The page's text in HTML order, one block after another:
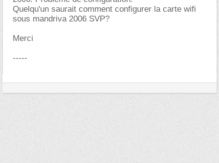
Quelqu'un saurait comment configurer la carte wifi
sous mandriva 2006 SVP?
Merci
-----